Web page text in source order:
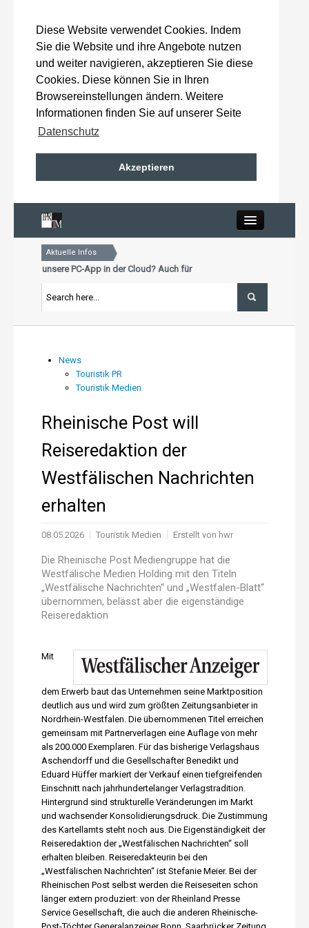
Diese Website verwendet Cookies. Indem
Sie die Website und ihre Angebote nutzen
und weiter navigieren, akzeptieren Sie diese
Cookies. Diese können Sie in Ihren
Browsereinstellungen ändern. Weitere
Informationen finden Sie auf unserer Seite
Datenschutz
Akzeptieren
Home
Online-Adressanwendung
Einträge aktualisieren
Aktuelle Infos
schon unsere PC-App in der Cloud? Auch für Mac und Tablet
Aktualisierungstermin für Premiumkunden: 15. Oktober 2026
schon unsere PC-App in der Cloud? Auch für Mac und Tablet
Rheinische Post will
Reiseredaktion der
Westfälischen Nachrichten
erhalten
08.05.2026 Touristik Medien Erstellt von hwr
Die Rheinische Post Mediengruppe hat die
Westfälische Medien Holding mit den Titeln
„Westfälische Nachrichten“ und „Westfalen-Blatt“
übernommen, belässt aber die eigenständige
Reiseredaktion
Mit
dem Erwerb baut das Unternehmen seine Marktposition
deutlich aus und wird zum größten Zeitungsanbieter in
Nordrhein-Westfalen. Die übernommenen Titel erreichen
gemeinsam mit Partnerverlagen eine Auflage von mehr
als 200.000 Exemplaren. Für das bisherige Verlagshaus
Aschendorff und die Gesellschafter Benedikt und
Eduard Hüffer markiert der Verkauf einen tiefgreifenden
Einschnitt nach jahrhundertelanger Verlagstradition.
Hintergrund sind strukturelle Veränderungen im Markt
und wachsender Konsolidierungsdruck. Die Zustimmung
des Kartellamts steht noch aus. Die Eigenständigkeit der
Reiseredaktion der „Westfälischen Nachrichten“ soll
erhalten bleiben. Reiseredakteurin bei den
„Westfälischen Nachrichten“ ist Stefanie Meier. Bei der
Rheinischen Post selbst werden die Reiseseiten schon
länger extern produziert: von der Rheinland Presse
Service Gesellschaft, die auch die anderen Rheinische-
News
Touristik PR
Touristik Medien